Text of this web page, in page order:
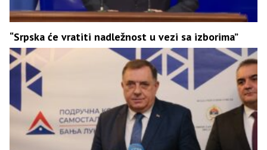
“Srpska će vratiti nadležnost u vezi sa izborima”